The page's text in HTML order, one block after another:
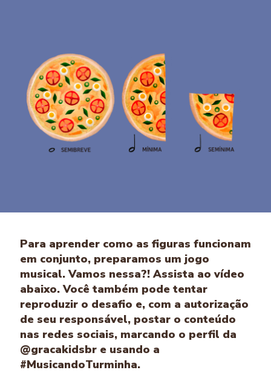
Para aprender como as figuras funcionam
em conjunto, preparamos um jogo
musical. Vamos nessa?! Assista ao vídeo
abaixo. Você também pode tentar
reproduzir o desafio e, com a autorização
de seu responsável, postar o conteúdo
nas redes sociais, marcando o perfil da
@gracakidsbr e usando a
#MusicandoTurminha.